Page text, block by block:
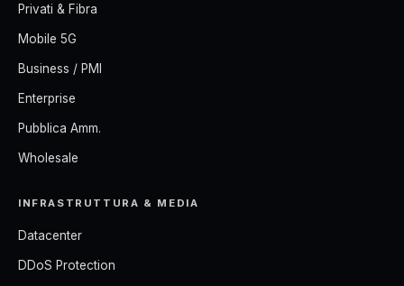
Privati & Fibra
Mobile 5G
Business / PMI
Enterprise
Pubblica Amm.
Wholesale
INFRASTRUTTURA & MEDIA
Datacenter
DDoS Protection